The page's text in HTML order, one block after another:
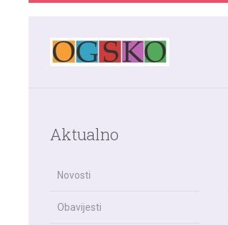
Aktualno
Novosti
Obavijesti